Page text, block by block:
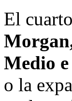
El
Medio
o la